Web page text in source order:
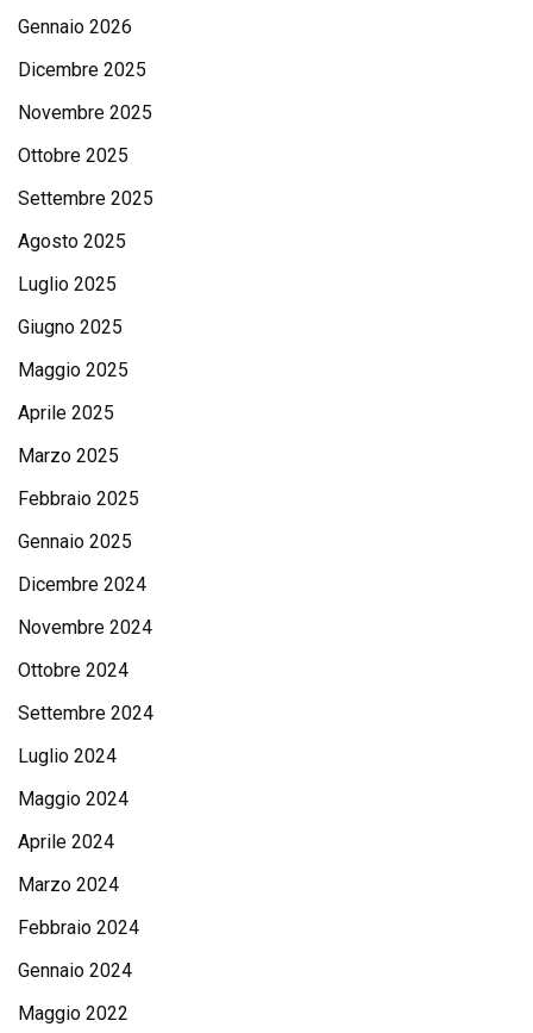
Gennaio 2026
Dicembre 2025
Novembre 2025
Ottobre 2025
Settembre 2025
Agosto 2025
Luglio 2025
Giugno 2025
Maggio 2025
Aprile 2025
Marzo 2025
Febbraio 2025
Gennaio 2025
Dicembre 2024
Novembre 2024
Ottobre 2024
Settembre 2024
Luglio 2024
Maggio 2024
Aprile 2024
Marzo 2024
Febbraio 2024
Gennaio 2024
Maggio 2022